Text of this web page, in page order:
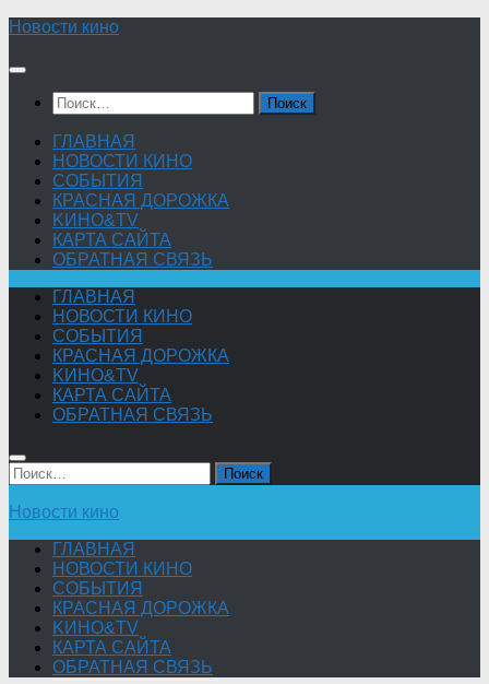
Skip
content
Новости кино
Найти:
ГЛАВНАЯ
НОВОСТИ КИНО
СОБЫТИЯ
КРАСНАЯ ДОРОЖКА
KИНО&TV
КАРТА САЙТА
ОБРАТНАЯ СВЯЗЬ
ГЛАВНАЯ
НОВОСТИ КИНО
СОБЫТИЯ
КРАСНАЯ ДОРОЖКА
KИНО&TV
КАРТА САЙТА
ОБРАТНАЯ СВЯЗЬ
Найти:
Новости кино
ГЛАВНАЯ
НОВОСТИ КИНО
СОБЫТИЯ
КРАСНАЯ ДОРОЖКА
KИНО&TV
КАРТА САЙТА
ОБРАТНАЯ СВЯЗЬ